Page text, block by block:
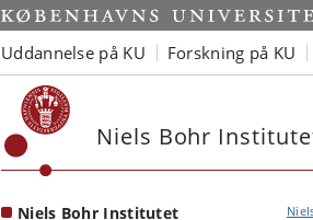
Start
Uddannelse på KU Forskning på KU
Niels Bohr
Niels Bohr Institutet